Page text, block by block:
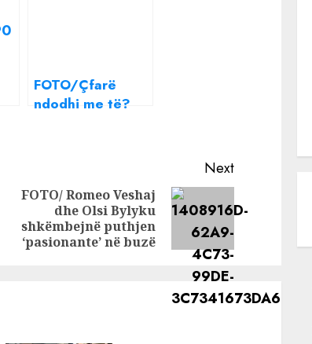
FOTO/Çfarë
ndodhi me të?
post:
Next
post:
FOTO/ Romeo Veshaj
dhe Olsi Bylyku
shkëmbejnë puthjen
‘pasionante’ në buzë